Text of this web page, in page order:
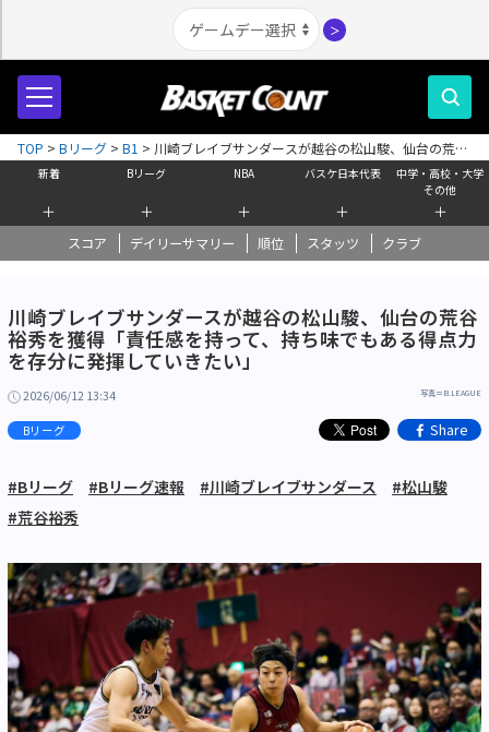
＞
新着
＋
Bリーグ
＋
NBA
＋
バスケ日本代表
＋
中学・高校・大学
その他
＋
スコア デイリーサマリー 順位 スタッツ クラブ
TOP > Bリーグ > B1 > 川崎ブレイブサンダースが越谷の松山駿、仙台の荒谷
裕秀を獲得「責任感を持って、持ち味でもある得点力を存分に発揮していき
たい」
川崎ブレイブサンダースが越谷の松山駿、仙台の荒谷
裕秀を獲得「責任感を持って、持ち味でもある得点力
を存分に発揮していきたい」
2026/06/12 13:34 写真＝B.LEAGUE
Bリーグ Share
#Bリーグ #Bリーグ速報 #川崎ブレイブサンダース
#松山駿
#荒谷裕秀